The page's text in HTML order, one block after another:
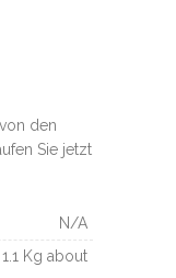
den
Sie jetzt
N/A
1.1 Kg about